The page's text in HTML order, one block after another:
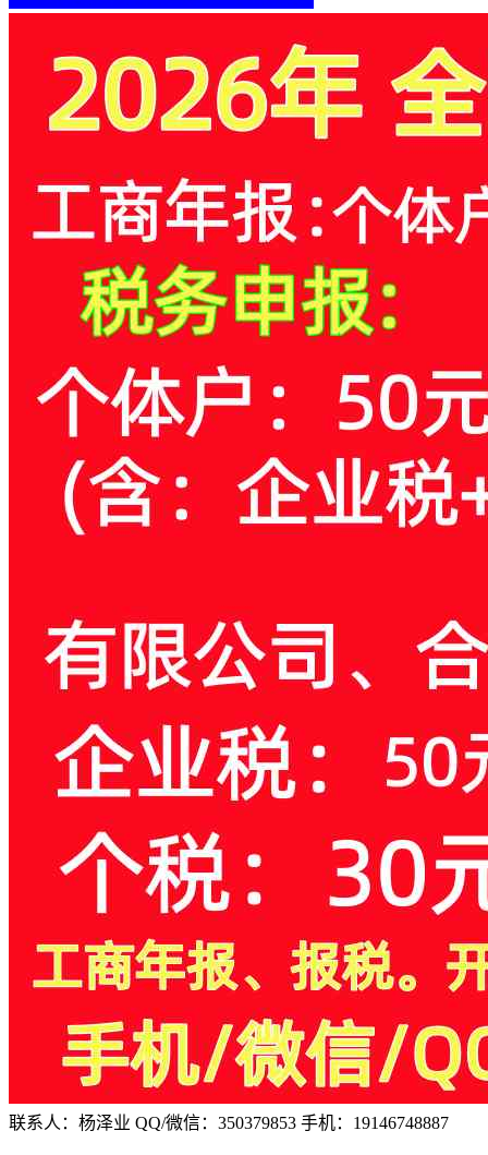
联系人：杨泽业 QQ/微信：350379853 手机：19146748887